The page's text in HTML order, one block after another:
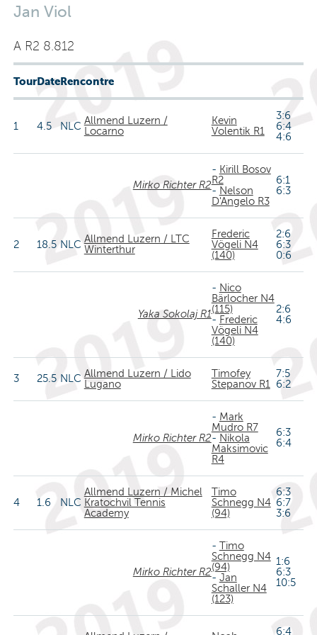
Jan Viol
A R2 8.812
TourDateRencontre
1 4.5 NLCAllmend Luzern /
Locarno
Kevin
Volentik R1
3:6
6:4
4:6
Mirko Richter R2
- Kirill Bosov
R2
- Nelson
D'Angelo R3
6:1
6:3
2 18.5 NLCAllmend Luzern / LTC
Winterthur
Frederic
Vögeli N4
(140)
2:6
6:3
0:6
Yaka Sokolaj R1
- Nico
Bärlocher N4
(115)
- Frederic
Vögeli N4
(140)
2:6
4:6
3 25.5 NLCAllmend Luzern / Lido
Lugano
Timofey
Stepanov R1
7:5
6:2
Mirko Richter R2
- Mark
Mudro R7
- Nikola
Maksimovic
R4
6:3
6:4
4 1.6 NLC
Allmend Luzern / Michel
Kratochvil Tennis
Academy
Timo
Schnegg N4
(94)
6:3
6:7
3:6
Mirko Richter R2
- Timo
Schnegg N4
(94)
- Jan
Schaller N4
(123)
1:6
6:3
10:5
6:4